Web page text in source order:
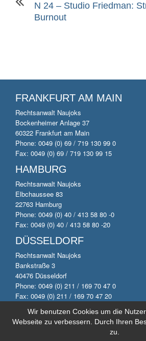
Wir benutzen Cookies um die
Webseite zu verbessern. Durch Ihren
zu.
N 24 – Studio Friedman:
Burnout
FRANKFURT AM MAIN
Rechtsanwalt Naujoks
Bockenheimer Anlage 37
60322 Frankfurt am Main
Phone: 0049 (0) 69 / 719 130 99 0
Fax: 0049 (0) 69 / 719 130 99 15
HAMBURG
Rechtsanwalt Naujoks
Elbchaussee 83
22763 Hamburg
Phone: 0049 (0) 40 / 413 58 80 -0
Fax: 0049 (0) 40 / 413 58 80 -20
DÜSSELDORF
Rechtsanwalt Naujoks
Bankstraße 3
40476 Düsseldorf
Phone: 0049 (0) 211 / 169 70 47 0
Fax: 0049 (0) 211 / 169 70 47 20
© 2014 by Anwaltskanzlei Naujoks.